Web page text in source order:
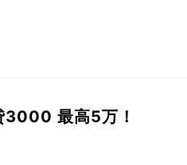
3000 最高5万！